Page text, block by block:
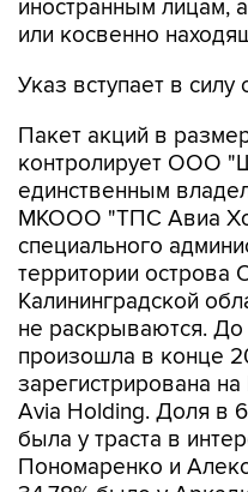
Указ вступает в силу
Пакет акций в
единственным
МКООО "ТПС Авиа
специального
территории острова
Калининградской
не раскрываются. До
произошла в конце
зарегистрирована
Avia Holding. Доля в
была у траста в
Пономаренко и
34,78% было у
Росимущество